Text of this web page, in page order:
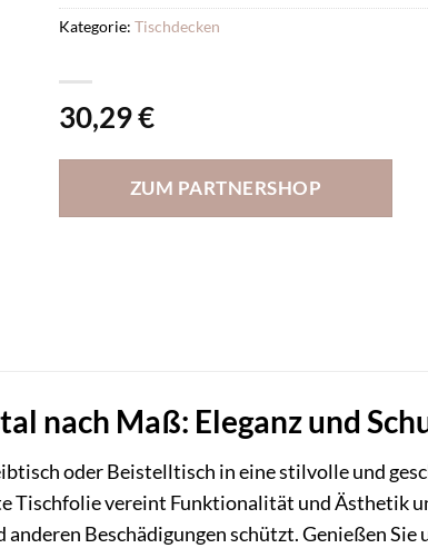
30,29€
ZUM PARTNERSHOP
Kategorie: Tischdecken
nach Maß: Eleganz und
oder Beistelltisch in eine stilvolle und
Tischfolie vereint Funktionalität und Ästhetik
Beschädigungen schützt. Genießen